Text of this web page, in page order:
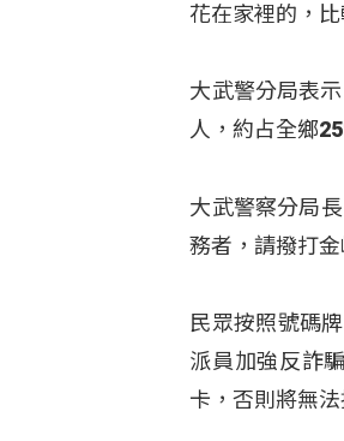
花在家裡的，
大武警分局表
人，約占全鄉
大武警察分局
務者，請撥打
民眾按照號碼
派員加強反詐
卡，否則將無法